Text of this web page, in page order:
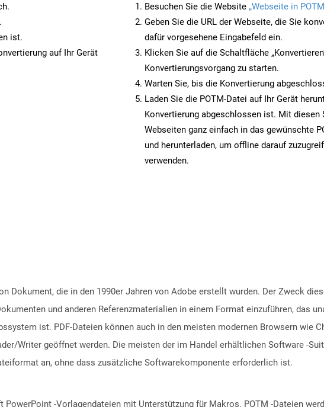
.
ist.
auf Ihr Gerät
Besuchen Sie die Website „Webseite in
Geben Sie die URL der Webseite, die Sie
dafür vorgesehene Eingabefeld ein.
Klicken Sie auf die Schaltfläche
Konvertierungsvorgang zu starten.
Warten Sie, bis die Konvertierung
Laden Sie die POTM-Datei auf Ihr Gerät
Konvertierung abgeschlossen ist. Mit diesen
Webseiten ganz einfach in das gewünschte
und herunterladen, um offline darauf
verwenden.
Dokument, die in den 1990er Jahren von Adobe erstellt wurden. Der Zweck
und anderen Referenzmaterialien in einem Format einzuführen, das
ist. PDF-Dateien können auch in den meisten modernen Browsern wie
Writer geöffnet werden. Die meisten der im Handel erhältlichen Software -
an, ohne dass zusätzliche Softwarekomponente erforderlich ist.
-Vorlagendateien mit Unterstützung für Makros. POTM -Dateien